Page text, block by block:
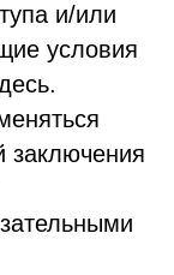
и/или
условия
заключения